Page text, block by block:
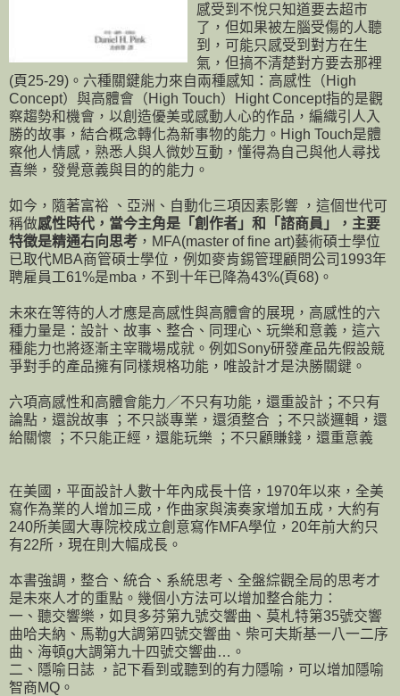
感受到不悅只知道要去超市
了，但如果被左腦受傷的人聽
到，可能只感受到對方在生
氣，但搞不清楚對方要去那裡
(頁25-29)。六種關鍵能力來自兩種感知：高感性（High
Concept）與高體會（High Touch）Hight Concept指的是觀
察趨勢和機會，以創造優美或感動人心的作品，編織引人入
勝的故事，結合概念轉化為新事物的能力。High Touch是體
察他人情感，熟悉人與人微妙互動，懂得為自己與他人尋找
喜樂，發覺意義與目的的能力。
如今，隨著富裕 、亞洲、自動化三項因素影響 ，這個世代可
稱做感性時代，當今主角是「創作者」和「諮商員」，主要
特徵是精通右向思考 ，MFA(master of fine art)藝術碩士學位
已取代MBA商管碩士學位，例如麥肯錫管理顧問公司1993年
聘雇員工61%是mba，不到十年已降為43%(頁68)。
未來在等待的人才應是高感性與高體會的展現，高感性的六
種力量是：設計、故事、整合、同理心、玩樂和意義，這六
種能力也將逐漸主宰職場成就。例如Sony研發產品先假設競
爭對手的產品擁有同樣規格功能，唯設計才是決勝關鍵。
六項高感性和高體會能力／不只有功能，還重設計；不只有
論點，還說故事 ；不只談專業，還須整合 ；不只談邏輯，還
給關懷 ；不只能正經，還能玩樂 ；不只顧賺錢，還重意義
在美國，平面設計人數十年內成長十倍，1970年以來，全美
寫作為業的人增加三成，作曲家與演奏家增加五成，大約有
240所美國大專院校成立創意寫作MFA學位，20年前大約只
有22所，現在則大幅成長。
本書強調，整合、統合、系統思考、全盤綜觀全局的思考才
是未來人才的重點。幾個小方法可以增加整合能力：
一、聽交響樂，如貝多芬第九號交響曲、莫札特第35號交響
曲哈夫納、馬勒g大調第四號交響曲、柴可夫斯基一八一二序
曲、海頓g大調第九十四號交響曲…。
二、隱喻日誌 ，記下看到或聽到的有力隱喻，可以增加隱喻
智商MQ。